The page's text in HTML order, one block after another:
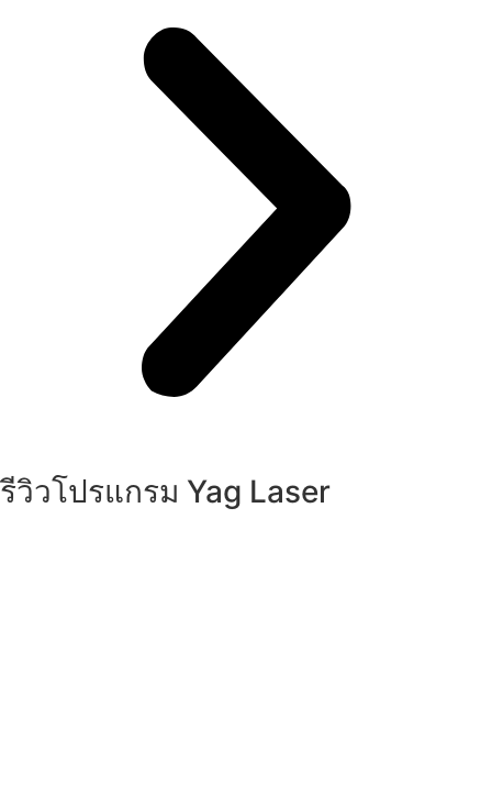
รีวิวโปรแกรม Yag Laser